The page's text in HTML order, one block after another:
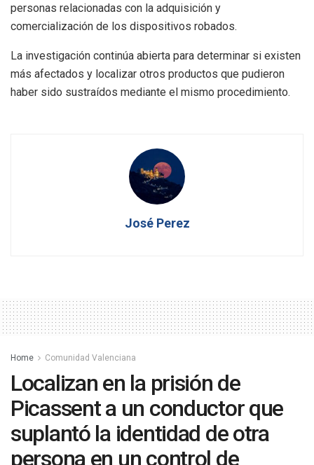
personas relacionadas con la adquisición y
comercialización de los dispositivos robados.
La investigación continúa abierta para determinar si existen
más afectados y localizar otros productos que pudieron
haber sido sustraídos mediante el mismo procedimiento.
José Perez
Home Comunidad Valenciana
Localizan en la prisión de
Picassent a un conductor que
suplantó la identidad de otra
persona en un control de